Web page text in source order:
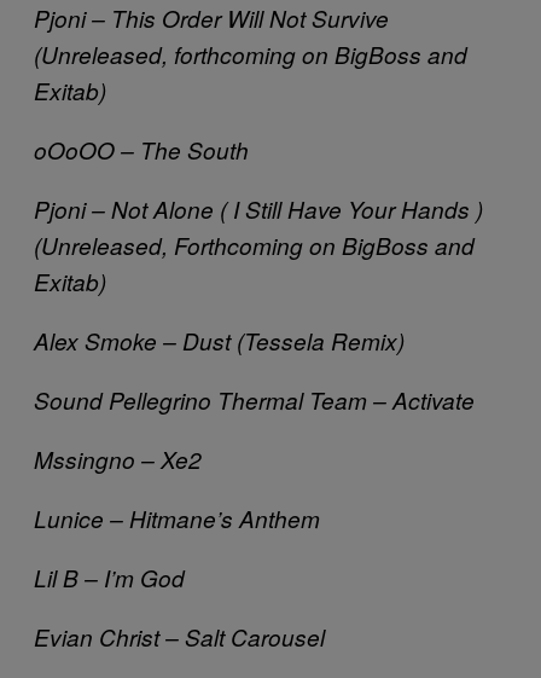
Pjoni – This Order Will Not Survive
(Unreleased, forthcoming on BigBoss and
Exitab)
oOoOO – The South
Pjoni – Not Alone ( I Still Have Your Hands )
(Unreleased, Forthcoming on BigBoss and
Exitab)
Alex Smoke – Dust (Tessela Remix)
Sound Pellegrino Thermal Team – Activate
Mssingno – Xe2
Lunice – Hitmane’s Anthem
Lil B – I’m God
Evian Christ – Salt Carousel